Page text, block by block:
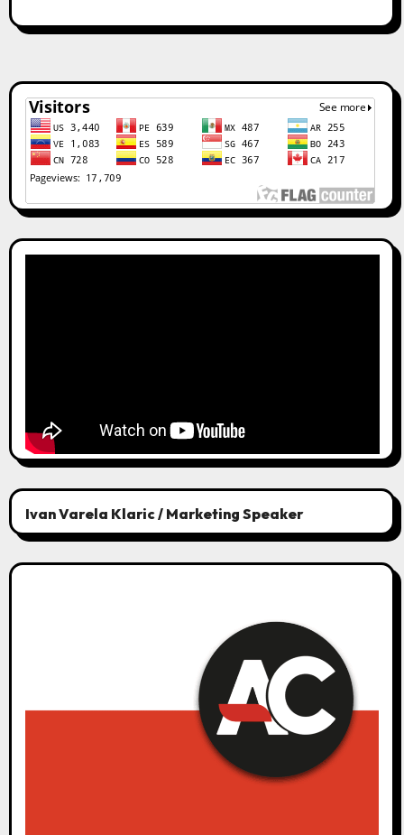
Ivan Varela Klaric / Marketing Speaker